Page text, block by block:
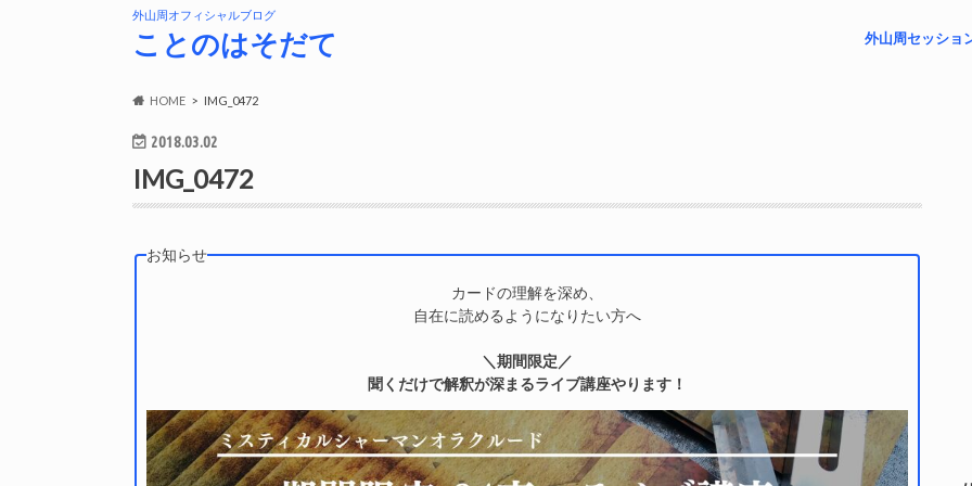
外山周オフィシャルブログ
ことのはそだて 外山周セッショ
HOME IMG_0472
2018.03.02
IMG_0472
お知らせ
カードの理解を深め、
自在に読めるようになりたい方へ
＼期間限定／
聞くだけで解釈が深まるライブ講座やります！